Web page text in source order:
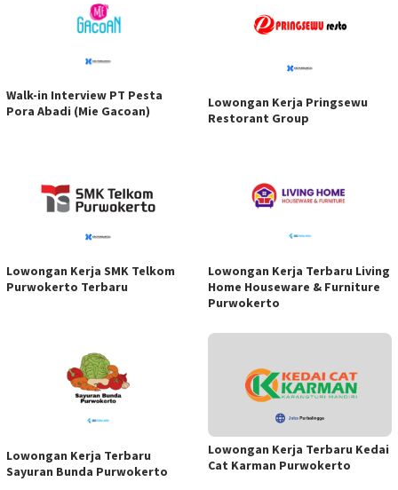
Walk-in Interview PT Pesta
Pora Abadi (Mie Gacoan)
Lowongan Kerja Pringsewu
Restorant Group
Lowongan Kerja SMK Telkom
Purwokerto Terbaru
Lowongan Kerja Terbaru Living
Home Houseware & Furniture
Purwokerto
Lowongan Kerja Terbaru
Sayuran Bunda Purwokerto
Lowongan Kerja Terbaru Kedai
Cat Karman Purwokerto